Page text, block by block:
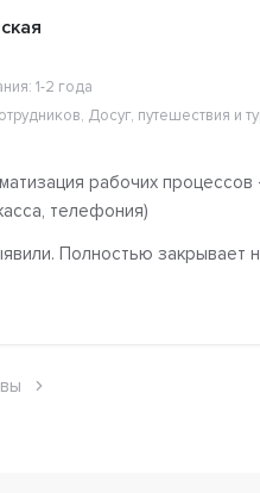
1-2 года
Досуг, путешествия и
рабочих
телефония)
Полностью закрывает